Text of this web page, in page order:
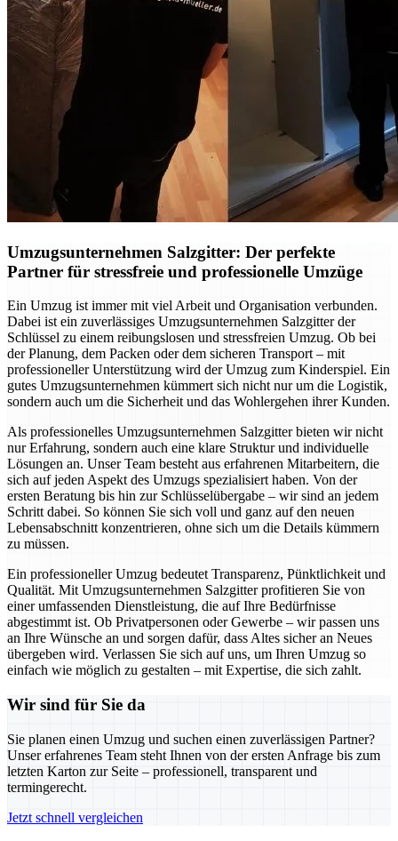
Umzugsunternehmen Salzgitter: Der perfekte
Partner für stressfreie und professionelle Umzüge
Ein Umzug ist immer mit viel Arbeit und Organisation verbunden.
Dabei ist ein zuverlässiges Umzugsunternehmen Salzgitter der
Schlüssel zu einem reibungslosen und stressfreien Umzug. Ob bei
der Planung, dem Packen oder dem sicheren Transport – mit
professioneller Unterstützung wird der Umzug zum Kinderspiel. Ein
gutes Umzugsunternehmen kümmert sich nicht nur um die Logistik,
sondern auch um die Sicherheit und das Wohlergehen ihrer Kunden.
Als professionelles Umzugsunternehmen Salzgitter bieten wir nicht
nur Erfahrung, sondern auch eine klare Struktur und individuelle
Lösungen an. Unser Team besteht aus erfahrenen Mitarbeitern, die
sich auf jeden Aspekt des Umzugs spezialisiert haben. Von der
ersten Beratung bis hin zur Schlüsselübergabe – wir sind an jedem
Schritt dabei. So können Sie sich voll und ganz auf den neuen
Lebensabschnitt konzentrieren, ohne sich um die Details kümmern
zu müssen.
Ein professioneller Umzug bedeutet Transparenz, Pünktlichkeit und
Qualität. Mit Umzugsunternehmen Salzgitter profitieren Sie von
einer umfassenden Dienstleistung, die auf Ihre Bedürfnisse
abgestimmt ist. Ob Privatpersonen oder Gewerbe – wir passen uns
an Ihre Wünsche an und sorgen dafür, dass Altes sicher an Neues
übergeben wird. Verlassen Sie sich auf uns, um Ihren Umzug so
einfach wie möglich zu gestalten – mit Expertise, die sich zahlt.
Wir sind für Sie da
Sie planen einen Umzug und suchen einen zuverlässigen Partner?
Unser erfahrenes Team steht Ihnen von der ersten Anfrage bis zum
letzten Karton zur Seite – professionell, transparent und
termingerecht.
Jetzt schnell vergleichen